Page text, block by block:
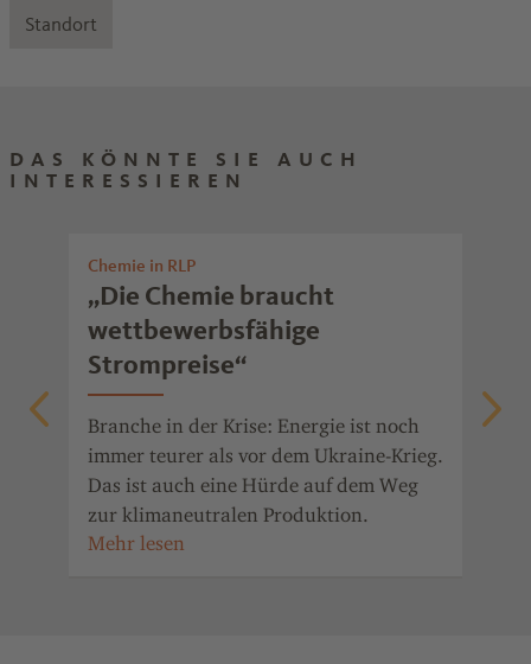
Standort
DAS KÖNNTE SIE AUCH
INTERESSIEREN
Chemie in RLP
„Die Chemie braucht
wettbewerbsfähige
Strompreise“
Branche in der Krise: Energie ist noch
immer teurer als vor dem Ukraine-Krieg.
Das ist auch eine Hürde auf dem Weg
zur klimaneutralen Produktion.